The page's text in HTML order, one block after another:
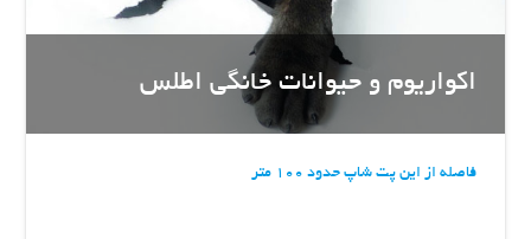
اکواریوم و حیوانات خانگی اطلس
فاصله از این پت شاپ حدود 100 متر